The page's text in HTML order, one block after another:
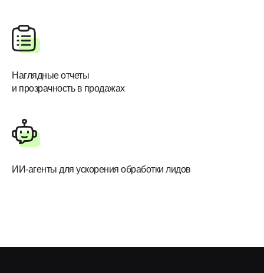
Наглядные отчеты
и прозрачность в продажах
ИИ-агенты для ускорения обработки лидов